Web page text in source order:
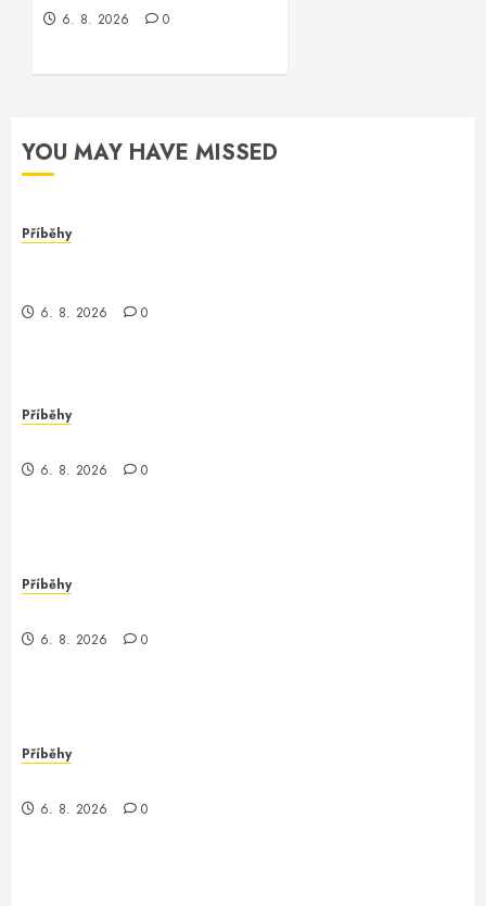
6. 8. 2026 0
YOU MAY HAVE MISSED
Příběhy
6. 8. 2026 0
Příběhy
6. 8. 2026 0
Příběhy
6. 8. 2026 0
Příběhy
6. 8. 2026 0